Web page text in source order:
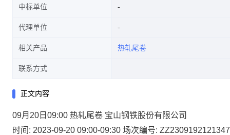
中标单位
代理单位
相关产品 热轧尾卷
联系方式
正文内容
09月20日09:00 热轧尾卷 宝山钢铁股份有限公司
时间: 2023-09-20 09:00-09:30 场次编号: ZZ2309192121347